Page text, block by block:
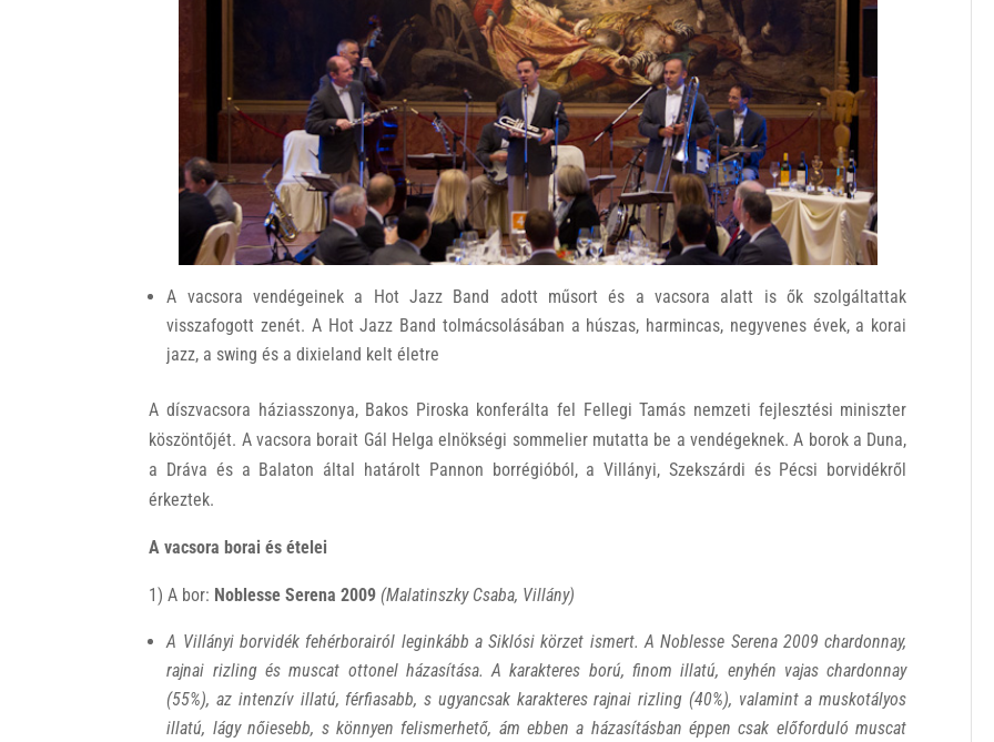
A vacsora vendégeinek a Hot Jazz Band adott műsort és a vacsora alatt is ők szolgáltattak
visszafogott zenét. A Hot Jazz Band tolmácsolásában a húszas, harmincas, negyvenes évek, a korai
jazz, a swing és a dixieland kelt életre
A díszvacsora háziasszonya, Bakos Piroska konferálta fel Fellegi Tamás nemzeti fejlesztési miniszter
köszöntőjét. A vacsora borait Gál Helga elnökségi sommelier mutatta be a vendégeknek. A borok a Duna,
a Dráva és a Balaton által határolt Pannon borrégióból, a Villányi, Szekszárdi és Pécsi borvidékről
érkeztek.
A vacsora borai és ételei
1) A bor: Noblesse Serena 2009 (Malatinszky Csaba, Villány)
A Villányi borvidék fehérborairól leginkább a Siklósi körzet ismert. A Noblesse Serena 2009 chardonnay,
rajnai rizling és muscat ottonel házasítása. A karakteres ború, finom illatú, enyhén vajas chardonnay
(55%), az intenzív illatú, férfiasabb, s ugyancsak karakteres rajnai rizling (40%), valamint a muskotályos
illatú, lágy nőiesebb, s könnyen felismerhető, ám ebben a házasításban éppen csak előforduló muscat